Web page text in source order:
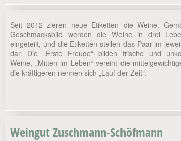
Seit 2012 zieren neue Etiketten die Weine.
Geschmacksbild werden die Weine in drei
eingeteilt, und die Etiketten stellen das Paar im
dar. Die „Erste Freude“ bilden frische und
Weine, „Mitten im Leben“ vereint die
die kräftigeren nennen sich „Lauf der Zeit“.
Weingut Zuschmann-Schöfmann